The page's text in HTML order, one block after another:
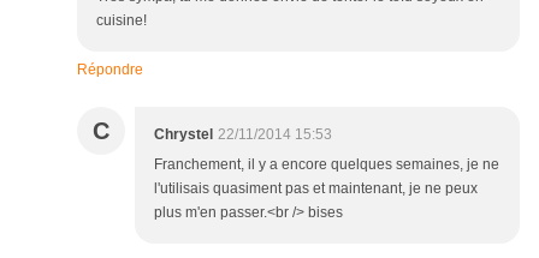
cuisine!
Répondre
C Chrystel 22/11/2014 15:53
Franchement, il y a encore quelques semaines, je ne
l'utilisais quasiment pas et maintenant, je ne peux
plus m'en passer.<br /> bises